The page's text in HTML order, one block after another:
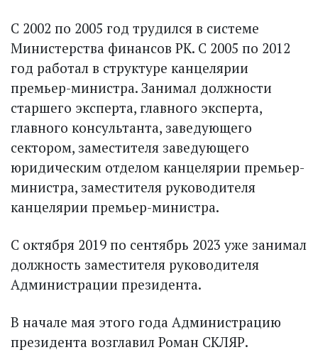
С 2002 по 2005 год трудился в системе
Министерства финансов РК. С 2005 по 2012
год работал в структуре канцелярии
премьер-министра. Занимал должности
старшего эксперта, главного эксперта,
главного консультанта, заведующего
сектором, заместителя заведующего
юридическим отделом канцелярии премьер-
министра, заместителя руководителя
канцелярии премьер-министра.
С октября 2019 по сентябрь 2023 уже занимал
должность заместителя руководителя
Администрации президента.
В начале мая этого года Администрацию
президента возглавил Роман СКЛЯР.